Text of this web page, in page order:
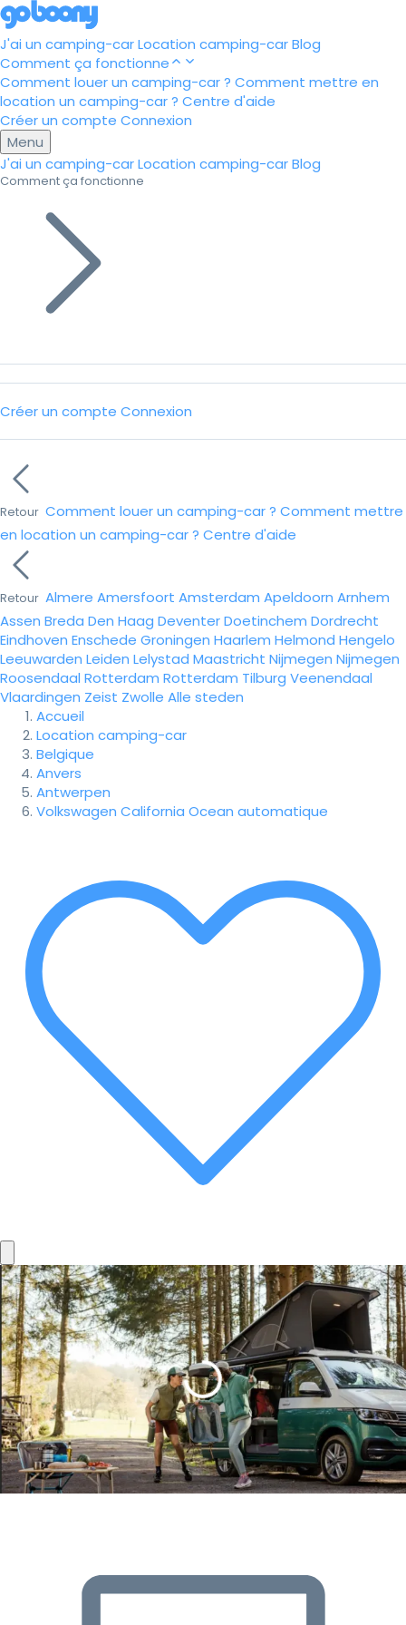
J'ai un camping-carLocation camping-carBlog
Comment ça fonctionne
Comment louer un camping-car ? Comment mettre en
location un camping-car ? Centre d'aide
Créer un compte Connexion
Menu
J'ai un camping-carLocation camping-carBlog
Comment ça fonctionne
Créer un compte Connexion
Retour Comment louer un camping-car ? Comment mettre
en location un camping-car ? Centre d'aide
Retour Almere Amersfoort Amsterdam Apeldoorn Arnhem
Assen Breda Den Haag DeventerDoetinchem Dordrecht
Eindhoven Enschede Groningen Haarlem Helmond Hengelo
Leeuwarden Leiden Lelystad Maastricht Nijmegen Nijmegen
Roosendaal Rotterdam Rotterdam Tilburg Veenendaal
Vlaardingen Zeist Zwolle Alle steden
Accueil
Location camping-car
Belgique
Anvers
Antwerpen
Volkswagen California Ocean automatique